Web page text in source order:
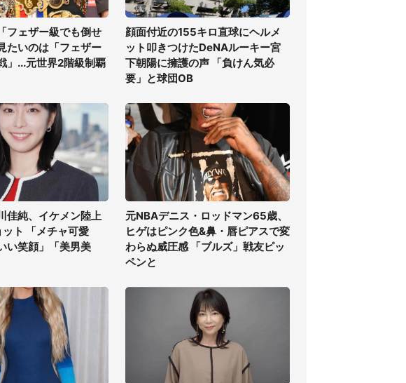
フェザー級でも倒せ
たいのは「フェザー
」...元世界2階級制覇
顔面付近の155キロ直球にヘルメ
ット叩きつけたDeNAルーキー宮
下朝陽に擁護の声 「負けん気必
要」と球団OB
佳純、イケメン陸上
ト 「メチャ可愛
い笑顔」「美男美
元NBAデニス・ロッドマン65歳、
ヒゲはピンク色&鼻・唇ピアスで変
わらぬ威圧感 「ブルズ」戦友ピッ
ペンと